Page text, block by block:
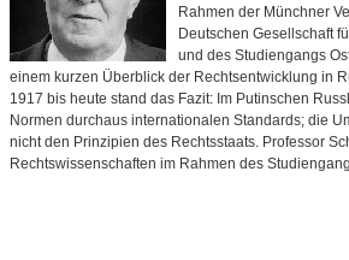
Rahmen der Münchner
Deutschen Gesellschaft
und des Studiengangs
einem kurzen Überblick der Rechtsentwicklung in
1917 bis heute stand das Fazit: Im Putinschen
Normen durchaus internationalen Standards; die
nicht den Prinzipien des Rechtsstaats. Professor
Rechtswissenschaften im Rahmen des